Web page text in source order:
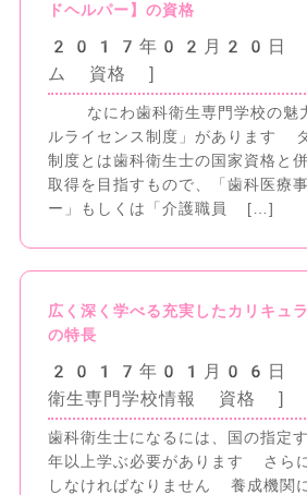
ドヘルパー】の資格
2017年02月20日
ム 資格 ]
なにわ歯科衛生専門学校の魅
ルライセンス制度」があります
制度とは歯科衛生士の国家資格と
取得を目指すもので、「歯科医療
ー」もしくは「介護職員 […]
広く深く学べる充実したカリキュ
の特長
2017年01月06日
衛生専門学校情報 資格 ]
歯科衛生士になるには、国の指定
年以上学ぶ必要があります さら
しなければなりません 養成機関